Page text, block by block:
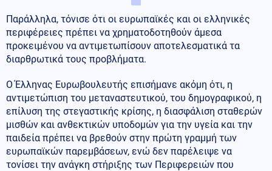
Παράλληλα, τόνισε ότι οι ευρωπαϊκές και οι ελληνικές
περιφέρειες πρέπει να χρηματοδοτηθούν άμεσα
προκειμένου να αντιμετωπίσουν αποτελεσματικά τα
διαρθρωτικά τους προβλήματα.
Ο Έλληνας Ευρωβουλευτής επισήμανε ακόμη ότι, η
αντιμετώπιση του μεταναστευτικού, του δημογραφικού, η
επίλυση της στεγαστικής κρίσης, η διασφάλιση σταθερών
μισθών και ανθεκτικών υποδομών για την υγεία και την
παιδεία πρέπει να βρεθούν στην πρώτη γραμμή των
ευρωπαϊκών παρεμβάσεων, ενώ δεν παρέλειψε να
τονίσει την ανάγκη στήριξης των Περιφερειών που